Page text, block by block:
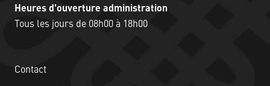
Heures d'ouverture administration
Tous les jours de 08h00 à 18h00
Contact